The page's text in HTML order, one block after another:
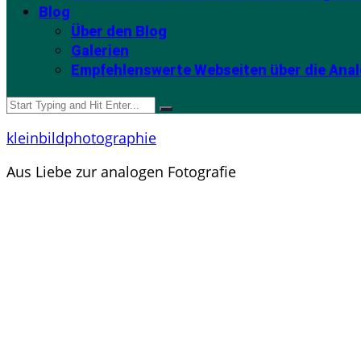
Blog
Über den Blog
Galerien
Empfehlenswerte Webseiten über die
kleinbildphotographie
Aus Liebe zur analogen Fotografie